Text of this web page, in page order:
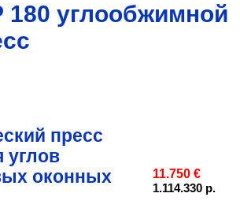
180 углообжимной
пресс
углов
оконных
11.750 €
1.114.330 р.